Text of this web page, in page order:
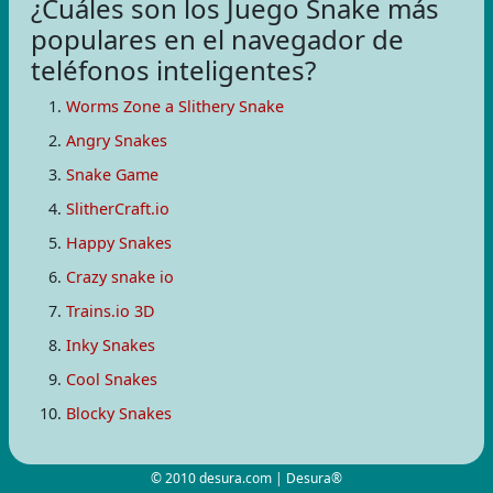
¿Cuáles son los Juego Snake más
populares en el navegador de
teléfonos inteligentes?
Worms Zone a Slithery Snake
Angry Snakes
Snake Game
SlitherCraft.io
Happy Snakes
Crazy snake io
Trains.io 3D
Inky Snakes
Cool Snakes
Blocky Snakes
© 2010 desura.com | Desura®